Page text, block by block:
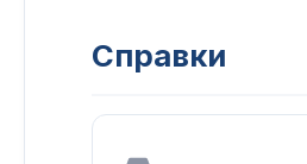
Справки